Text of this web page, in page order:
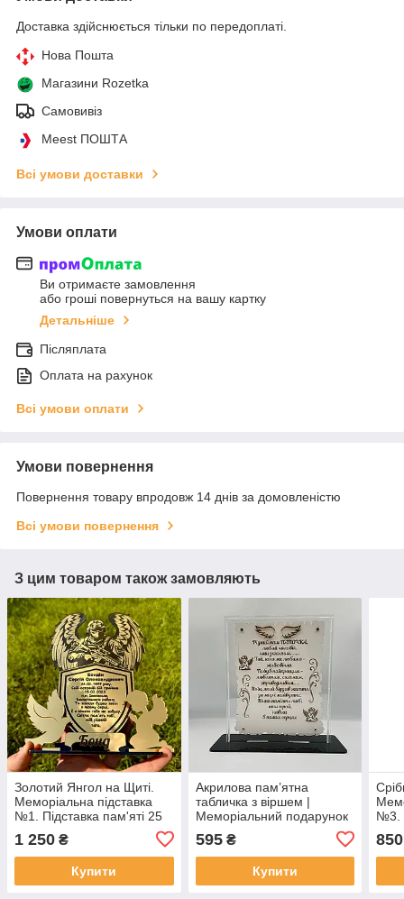
Доставка здійснюється тільки по передоплаті.
Нова Пошта
Магазини Rozetka
Самовивіз
Meest ПОШТА
Всі умови доставки
Умови оплати
Ви отримаєте замовлення
або гроші повернуться на вашу картку
Детальніше
Післяплата
Оплата на рахунок
Всі умови оплати
Умови повернення
Повернення товару впродовж 14 днів за домовленістю
Всі умови повернення
З цим товаром також замовляють
Золотий Янгол на Щиті.
Меморіальна підставка
№1. Підставка пам'яті 25
1 250 ₴
Купити
Акрилова пам’ятна
табличка з віршем |
Меморіальний подарунок
| Гравіювання на акрилі |
Пам'ять про близьку
людину
595₴
Купити
№3.
850